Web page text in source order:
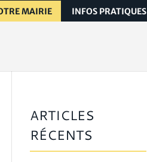
MAIRIE INFOS PRATIQUES
ARTICLES
RÉCENTS